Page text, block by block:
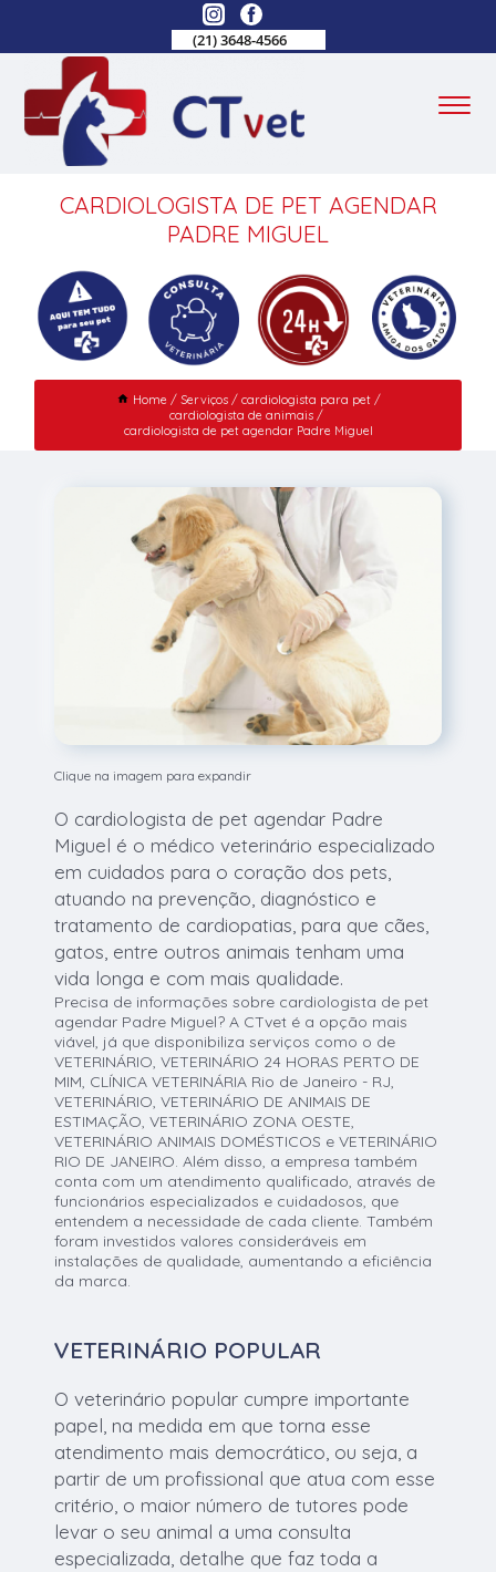
(21) 3648-4566
CARDIOLOGISTA DE PET AGENDAR
PADRE MIGUEL
Home Serviços
cardiologista para pet
cardiologista de animais
cardiologista de pet agendar Padre Miguel
Clique na imagem para expandir
O cardiologista de pet agendar Padre
Miguel é o médico veterinário especializado
em cuidados para o coração dos pets,
atuando na prevenção, diagnóstico e
tratamento de cardiopatias, para que cães,
gatos, entre outros animais tenham uma
vida longa e com mais qualidade.
Precisa de informações sobre cardiologista de pet
agendar Padre Miguel? A CTvet é a opção mais
viável, já que disponibiliza serviços como o de
VETERINÁRIO, VETERINÁRIO 24 HORAS PERTO DE
MIM, CLÍNICA VETERINÁRIA Rio de Janeiro - RJ,
VETERINÁRIO, VETERINÁRIO DE ANIMAIS DE
ESTIMAÇÃO, VETERINÁRIO ZONA OESTE,
VETERINÁRIO ANIMAIS DOMÉSTICOS e VETERINÁRIO
RIO DE JANEIRO. Além disso, a empresa também
conta com um atendimento qualificado, através de
funcionários especializados e cuidadosos, que
entendem a necessidade de cada cliente. Também
foram investidos valores consideráveis em
instalações de qualidade, aumentando a eficiência
da marca.
VETERINÁRIO POPULAR
O veterinário popular cumpre importante
papel, na medida em que torna esse
atendimento mais democrático, ou seja, a
partir de um profissional que atua com esse
critério, o maior número de tutores pode
levar o seu animal a uma consulta
especializada, detalhe que faz toda a